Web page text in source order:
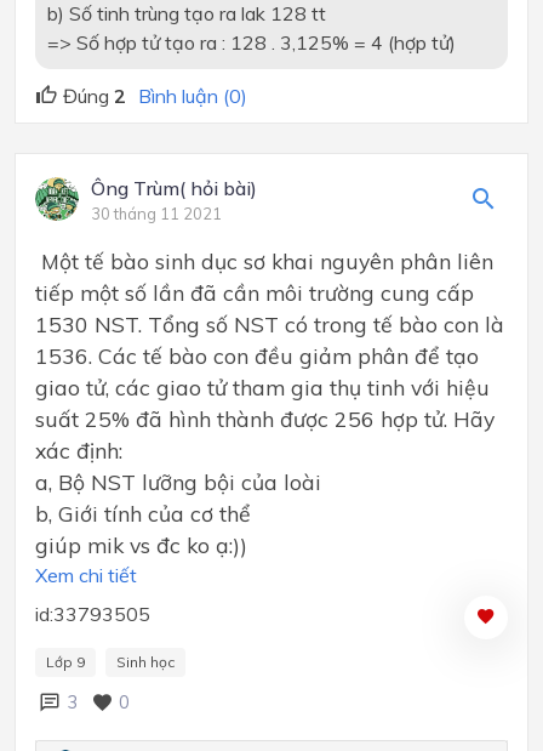
b) Số tinh trùng tạo ra lak 128 tt
=> Số hợp tử tạo ra : 128 . 3,125% = 4 (hợp tử)
Đúng 2 Bình luận (0)
Ông Trùm( hỏi bài)
30 tháng 11 2021
Một tế bào sinh dục sơ khai nguyên phân liên
tiếp một số lần đã cần môi trường cung cấp
1530 NST. Tổng số NST có trong tế bào con là
1536. Các tế bào con đều giảm phân để tạo
giao tử, các giao tử tham gia thụ tinh với hiệu
suất 25% đã hình thành được 256 hợp tử. Hãy
xác định:
a, Bộ NST lưỡng bội của loài
b, Giới tính của cơ thể
giúp mik vs đc ko ạ:))
Xem chi tiết
id:33793505
Lớp 9 Sinh học
3 0